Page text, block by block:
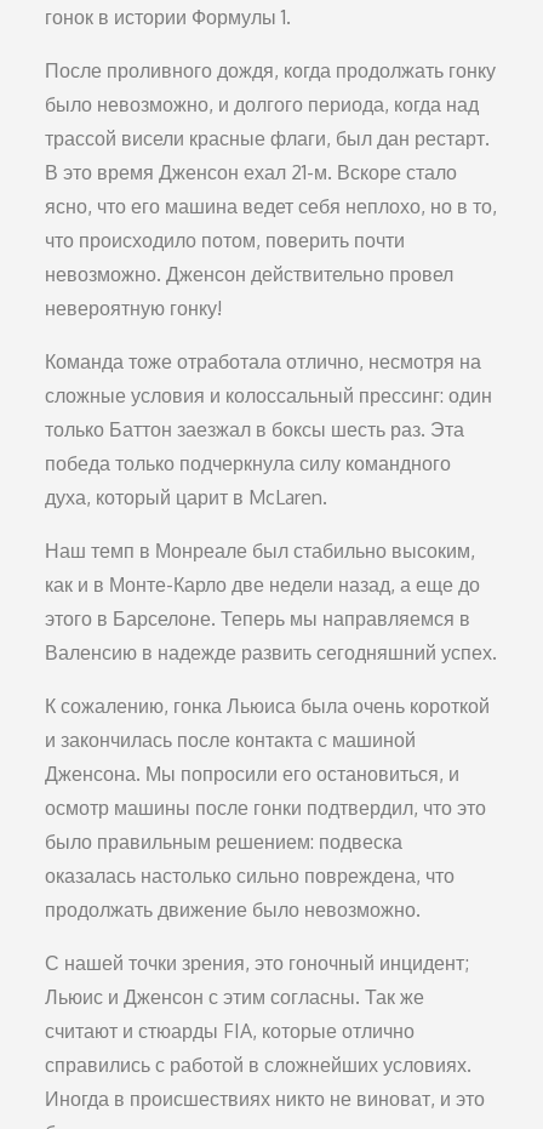
гонок в истории Формулы 1.
После проливного дождя, когда продолжать гонку
было невозможно, и долгого периода, когда над
трассой висели красные флаги, был дан рестарт.
В это время Дженсон ехал 21-м. Вскоре стало
ясно, что его машина ведет себя неплохо, но в то,
что происходило потом, поверить почти
невозможно. Дженсон действительно провел
невероятную гонку!
Команда тоже отработала отлично, несмотря на
сложные условия и колоссальный прессинг: один
только Баттон заезжал в боксы шесть раз. Эта
победа только подчеркнула силу командного
духа, который царит в McLaren.
Наш темп в Монреале был стабильно высоким,
как и в Монте-Карло две недели назад, а еще до
этого в Барселоне. Теперь мы направляемся в
Валенсию в надежде развить сегодняшний успех.
К сожалению, гонка Льюиса была очень короткой
и закончилась после контакта с машиной
Дженсона. Мы попросили его остановиться, и
осмотр машины после гонки подтвердил, что это
было правильным решением: подвеска
оказалась настолько сильно повреждена, что
продолжать движение было невозможно.
С нашей точки зрения, это гоночный инцидент;
Льюис и Дженсон с этим согласны. Так же
считают и стюарды FIA, которые отлично
справились с работой в сложнейших условиях.
Иногда в происшествиях никто не виноват, и это